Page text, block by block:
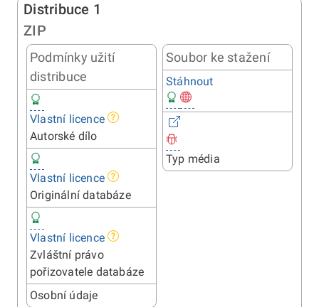
Distribuce 1
ZIP
Podmínky užití
distribuce
Vlastní licence
Autorské dílo
Vlastní licence
Originální databáze
Vlastní licence
Zvláštní právo
pořizovatele databáze
Osobní údaje
Soubor ke stažení
Stáhnout
Typ média